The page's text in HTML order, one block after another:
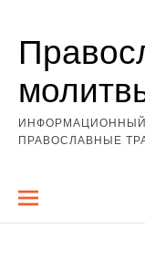
содержимому
ПРАВОСЛАВНЫЕ